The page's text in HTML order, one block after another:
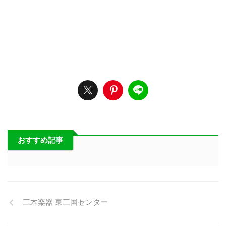
おすすめ記事
三木楽器 東三国センター